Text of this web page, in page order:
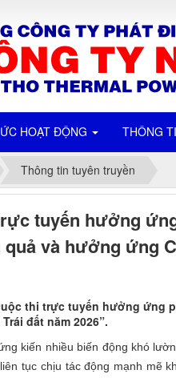
HOẠT ĐỘNG THÔNG
Thông tin tuyên truyền
tuyến hưởng
và hưởng ứng
thi trực tuyến hưởng ứng
đất năm 2026”.
kiến nhiều biến động khó
tục chịu tác động mạnh mẽ